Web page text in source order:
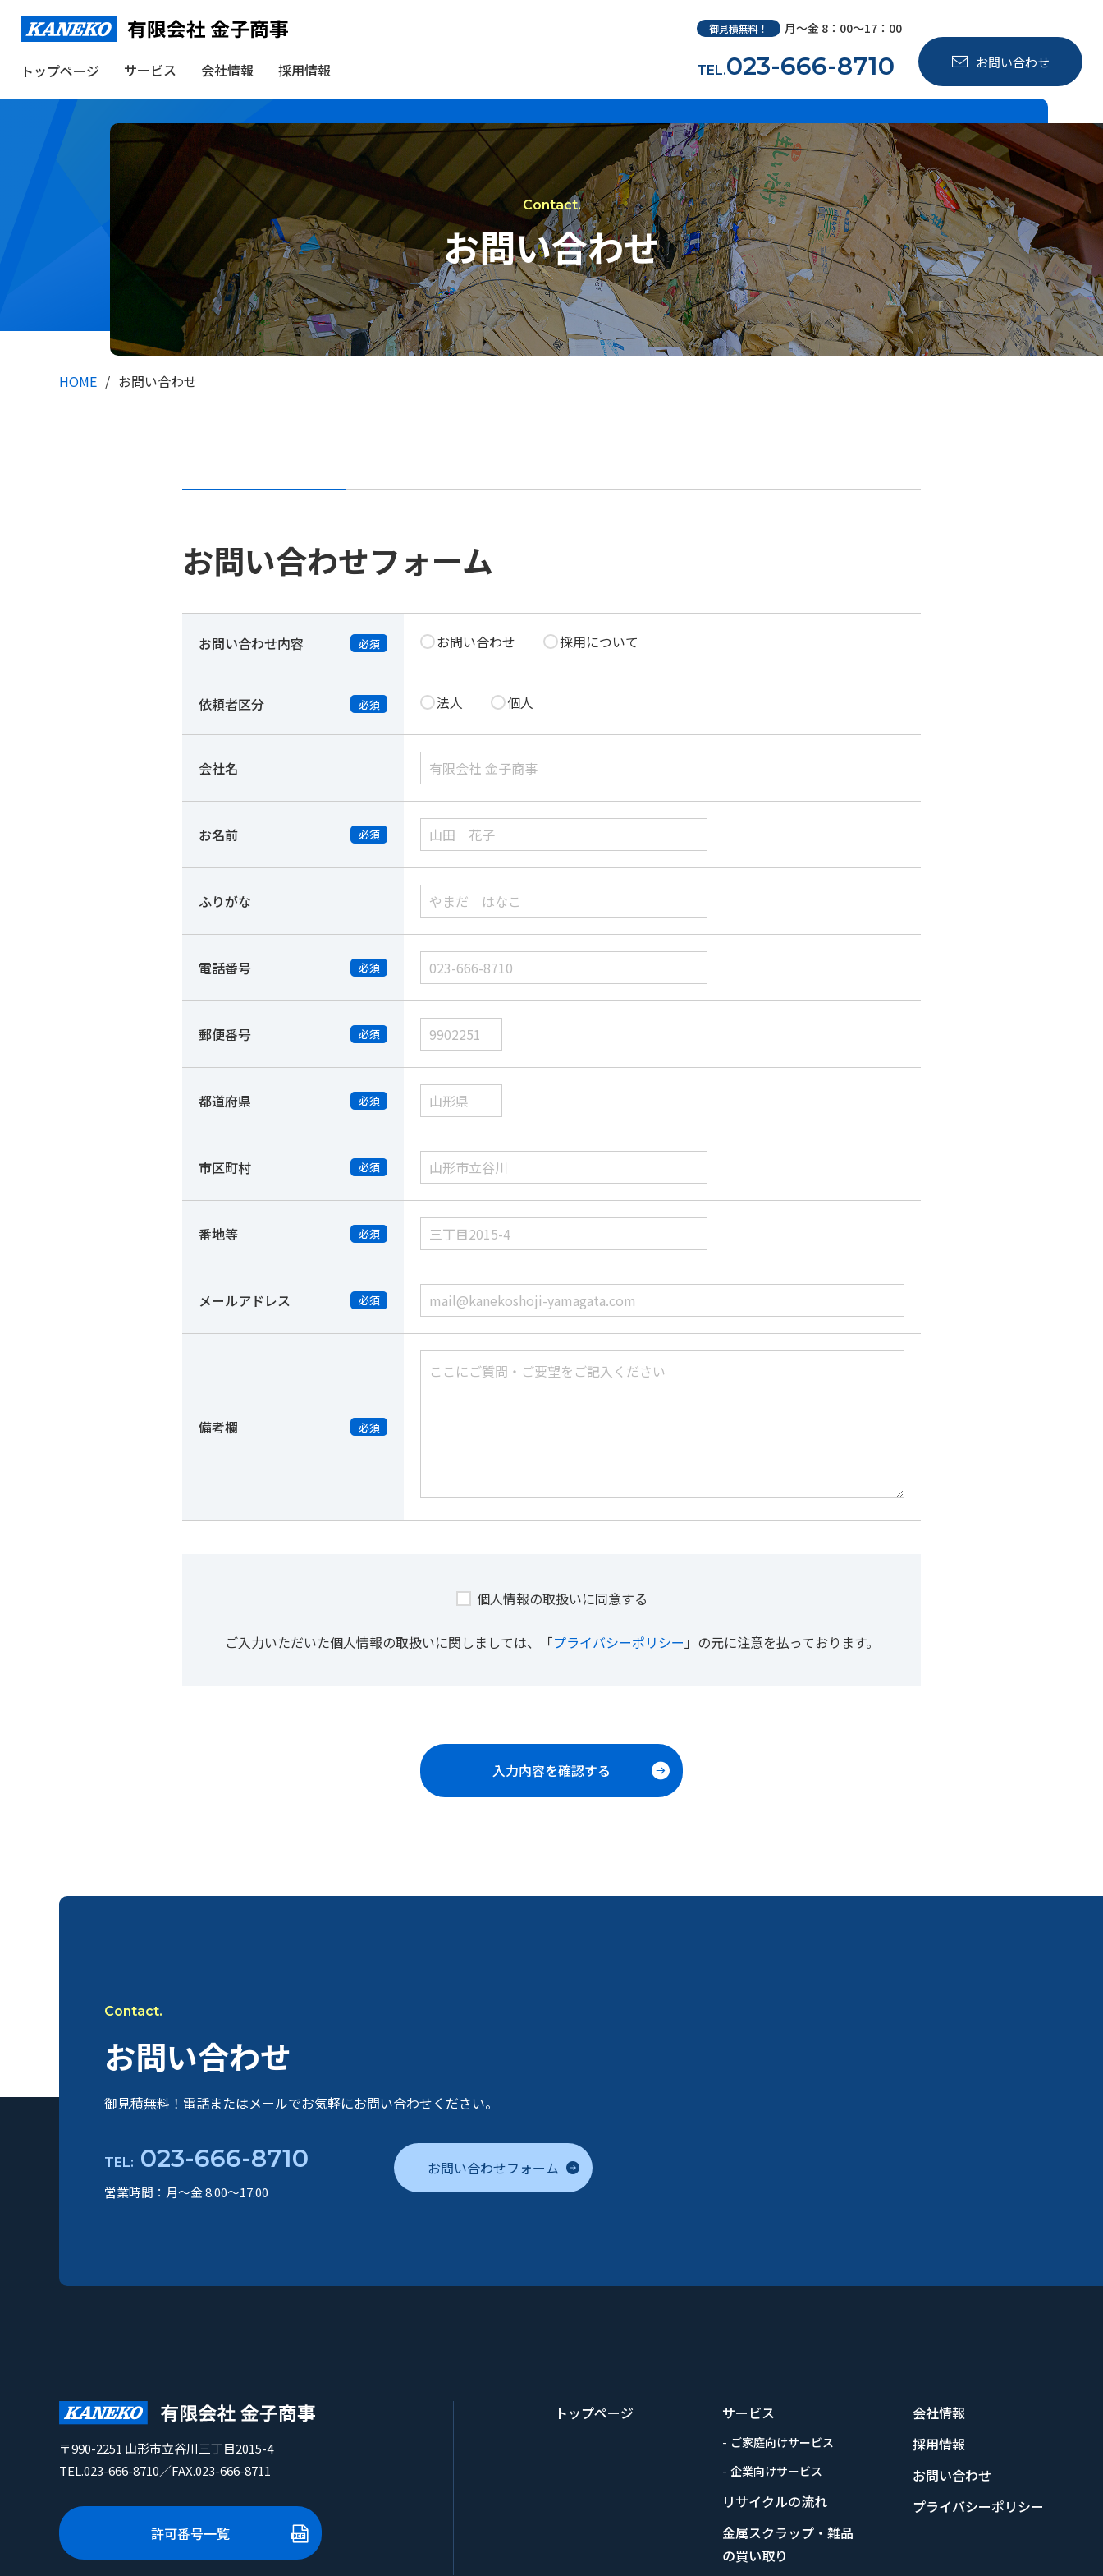
トップページ サービス 会社情報 採用情報
御見積無料！ 月～金 8：00～17：00
TEL.023-666-8710 お問い合わせ
お問い合わせ
HOME お問い合わせ
お問い合わせフォーム
お問い合わせ内容 必須 お問い合わせ 採用について
依頼者区分 必須 法人 個人
会社名
お名前 必須
ふりがな
電話番号 必須
郵便番号 必須
都道府県 必須
市区町村 必須
番地等 必須
メールアドレス 必須
備考欄 必須
個人情報の取扱いに同意する
ご入力いただいた個人情報の取扱いに関しましては、「プライバシーポリシー 」の元に注意を払っております。
入力内容を確認する
お問い合わせ
御見積無料！電話またはメールでお気軽にお問い合わせください。
TEL: 023-666-8710
営業時間：月〜金 8:00〜17:00
お問い合わせフォーム
〒990-2251 山形市立谷川三丁目2015-4
TEL.023-666-8710／FAX.023-666-8711
許可番号一覧
トップページ サービス
ご家庭向けサービス
企業向けサービス
リサイクルの流れ
金属スクラップ・雑品
の買い取り
会社情報
採用情報
お問い合わせ
プライバシーポリシー